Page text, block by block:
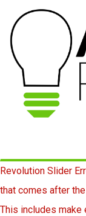
Revolution Slider
that comes after
This includes make